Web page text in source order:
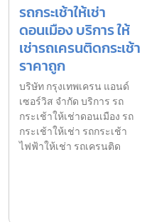
รถกระเช้าให้เช่า
ดอนเมือง บริการ ให้
เช่ารถเครนติดกระเช้า
ราคาถูก
บริษัท กรุงเทพเครน แอนด์
เซอร์วิส จำกัด บริการ รถ
กระเช้าให้เช่าดอนเมือง รถ
กระเช้าให้เช่า รถกระเช้า
ไฟฟ้าให้เช่า รถเครนติด